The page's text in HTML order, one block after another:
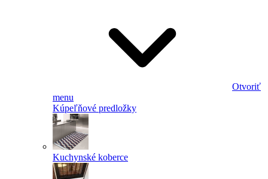
Otvoriť
menu
Kúpeľňové predložky
Kuchynské koberce